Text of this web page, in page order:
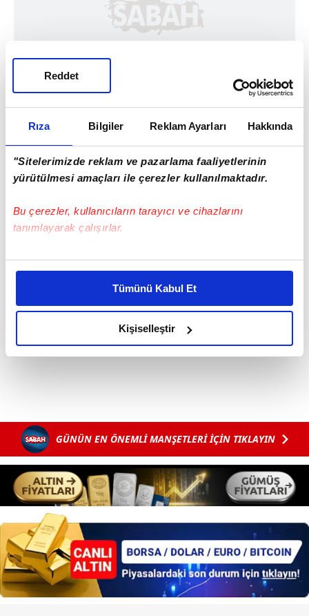
Rıza Bilgiler Reklam Ayarları Hakkında
"Sitelerimizde reklam ve pazarlama faaliyetlerinin
yürütülmesi amaçları ile çerezler kullanılmaktadır.
Bu çerezler, kullanıcıların tarayıcı ve cihazlarını
tanımlayarak çalışırlar.
Bu çerezlere izin vermeniz halinde sizlere özel
daha iyi reklam deneyimi yaşatabiliriz. Bunu yaparken
amacımızın size daha iyi bir reklam deneyimi sunmak
olduğunu ve sizlere en iyi içerikleri sunabilmek adına
elimizden gelen çabayı gösterdiğimizi ve bu noktada,
reklamların maliyetlerimizi karşılamak noktasında tek gelir
takdirde, kullanıcılara hedefli reklamlar
gösterilmeyecektir."
Sizlere daha iyi bir hizmet sunabilmek için İnternet
Sitemizde kendimize ve üçüncü kişilere ait çerezler
kullanılmaktadır. Bu çerezler vasıtasıyla çeşitli kişisel
verileriniz işlenmekte olup gerekli olan çerezler bilgi
toplumu hizmetlerinin sunulması amacıyla
kullanılmaktadır. Diğer çerezler, sitemizin daha işlevsel
kılınması ve kişiselleştirilmesi ve sizlere yönelik
reklam/pazarlama faaliyetlerinin yapılması, amaçlarıyla
Tümünü Kabul Et
Kişiselleştir
Reddet
Mete Efendioğlu - Editör
#ALMANYA #BERLİN
GÜNÜN EN ÖNEMLİ MANŞETLERİ İÇİN TIKLAYIN